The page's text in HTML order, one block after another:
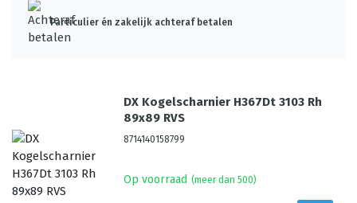
Particulier én zakelijk achteraf betalen
DX Kogelscharnier H367Dt 3103 Rh
89x89 RVS
8714140158799
Op voorraad (meer dan 500)